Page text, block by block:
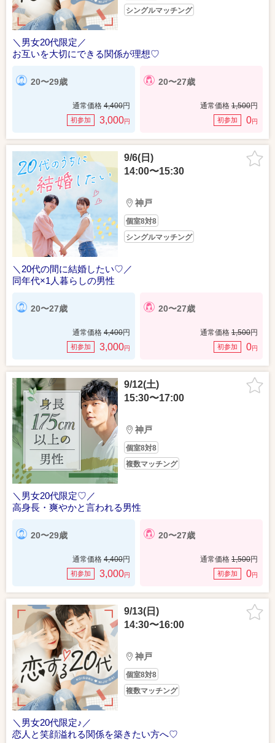
シングルマッチング
＼男女20代限定／
お互いを大切にできる関係が理想♡
20〜29歳
通常価格 4,400円
初参加 3,000円
20〜27歳
通常価格 1,500円
初参加 0円
9/6(日)
14:00〜15:30
神戸
個室8対8
シングルマッチング
＼20代の間に結婚したい♡／
同年代×1人暮らしの男性
20〜27歳
通常価格 4,400円
初参加 3,000円
20〜27歳
通常価格 1,500円
初参加 0円
9/12(土)
15:30〜17:00
神戸
個室8対8
複数マッチング
＼男女20代限定♡／
高身長・爽やかと言われる男性
20〜29歳
通常価格 4,400円
初参加 3,000円
20〜27歳
通常価格 1,500円
初参加 0円
9/13(日)
14:30〜16:00
神戸
個室8対8
複数マッチング
＼男女20代限定♪／
恋人と笑顔溢れる関係を築きたい方へ♡